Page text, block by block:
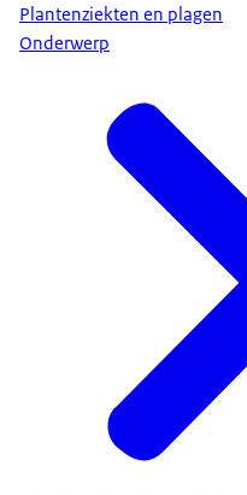
Plantenziekten en plagen
Onderwerp